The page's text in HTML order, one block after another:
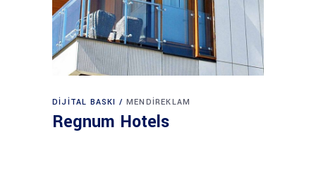
DIJITAL BASKI MENDIREKLAM
Regnum Hotels